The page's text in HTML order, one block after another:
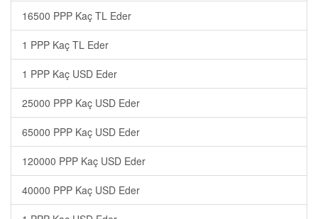
16500 PPP Kaç TL Eder
1 PPP Kaç TL Eder
1 PPP Kaç USD Eder
25000 PPP Kaç USD Eder
65000 PPP Kaç USD Eder
120000 PPP Kaç USD Eder
40000 PPP Kaç USD Eder